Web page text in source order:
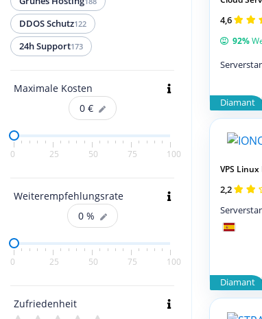
DDOS Schutz122
24h Support173
Maximale Kosten
0 €
0 25 50 75 100
Weiterempfehlungsrate
0 %
0 25 50 75 100
Zufriedenheit
Diamant
4,6
92%
Diamant
VPS Linux
2,2